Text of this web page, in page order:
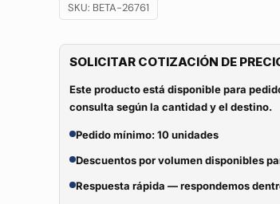
SKU: BETA-26761
SOLICITAR COTIZACIÓN DE
Este producto está disponible para
consulta según la cantidad y el destino.
Pedido mínimo: 10 unidades
Descuentos por volumen disponibles
Respuesta rápida — respondemos